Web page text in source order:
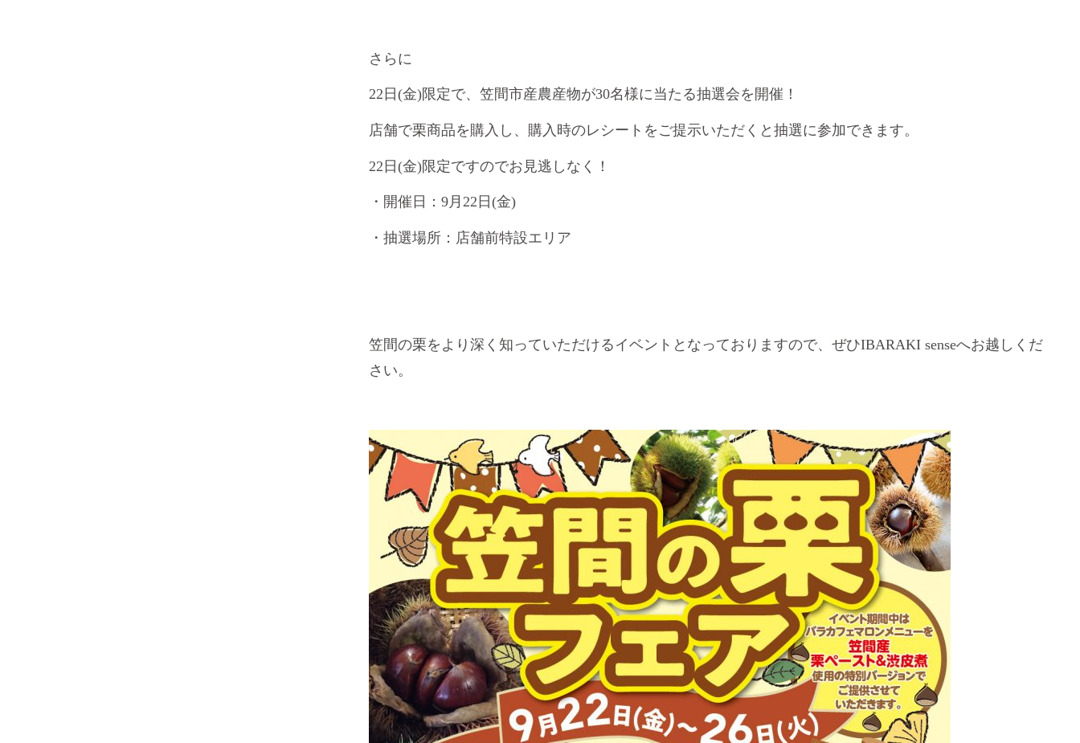
さらに
22 日 (金)限定で、笠間市産農産物が30名様に当たる抽選会を開催！
店舗で栗商品を購入し、購入時のレシートをご提示いただくと抽選に参加できます。
22 日(金)限定ですのでお見逃しなく！
・開催日： 9月 22 日 (金)
・抽選場所：店舗前特設エリア
笠間の栗をより深く知っていただけるイベントとなっておりますので、ぜひIBARAKI senseへお越しくだ
さい。